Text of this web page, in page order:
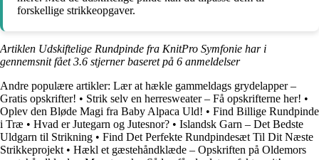
forskellige strikkeopgaver.
Artiklen Udskiftelige Rundpinde fra KnitPro Symfonie har i
gennemsnit fået3.6 stjerner baseret på 6 anmeldelser
Andre populære artikler: Lær at hækle gammeldags grydelapper –
Gratis opskrifter! • Strik selv en herresweater – Få opskrifterne her! •
Oplev den Bløde Magi fra Baby Alpaca Uld! • Find Billige Rundpinde
i Træ • Hvad er Jutegarn og Jutesnor? • Islandsk Garn – Det Bedste
Uldgarn til Strikning • Find Det Perfekte Rundpindesæt Til Dit Næste
Strikkeprojekt • Hækl et gæstehåndklæde – Opskriften på Oldemors